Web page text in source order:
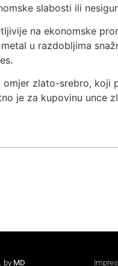
slabosti ili
na ekonomske
u razdobljima
zlato-srebro, koji
je za kupovinu unce
by MD